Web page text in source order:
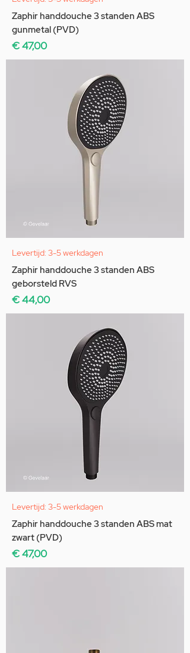
Zaphir handdouche 3 standen ABS
gunmetal (PVD)
Prijs
€ 47,00
Levertijd: 3-5 werkdagen
Zaphir handdouche 3 standen ABS
geborsteld RVS
Prijs
€ 44,00
Levertijd: 3-5 werkdagen
Zaphir handdouche 3 standen ABS mat
zwart (PVD)
Prijs
€ 47,00